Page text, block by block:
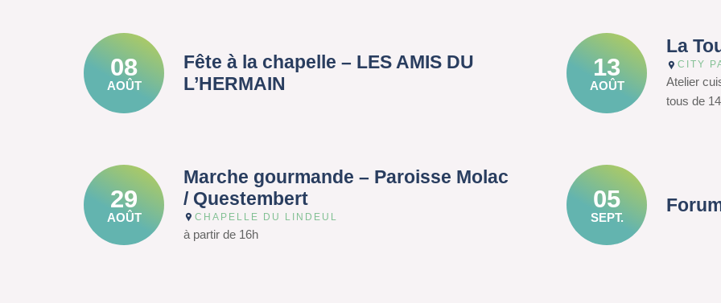
08
AOÛT
Fête à la chapelle – LES AMIS DU
L’HERMAIN
13
AOÛT
La
CITY
Atelier
tous de
29
AOÛT
Marche gourmande – Paroisse Molac
/ Questembert
CHAPELLE DU LINDEUL
à partir de 16h
05
SEPT.